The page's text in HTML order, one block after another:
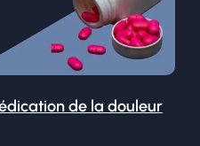
de la douleur